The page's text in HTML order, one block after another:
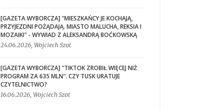
[GAZETA WYBORCZA] "MIESZKAŃCY JE KOCHAJĄ,
PRZYJEZDNI POŻĄDAJĄ. MIASTO MALUCHA, REKSIA I
MOZAIKI" - WYWIAD Z ALEKSANDRĄ BOĆKOWSKĄ
24.06.2026, Wojciech Szot
[GAZETA WYBORCZA] "TIKTOK ZROBIŁ WIĘCEJ NIŻ
PROGRAM ZA 635 MLN". CZY TUSK URATUJE
CZYTELNICTWO?
16.06.2026, Wojciech Szot